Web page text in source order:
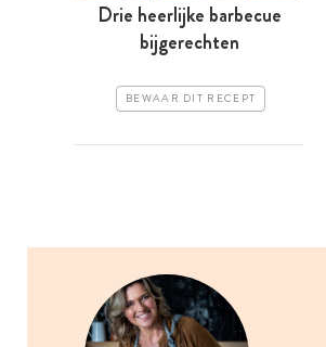
Drie heerlijke barbecue
bijgerechten
BEWAAR DIT RECEPT